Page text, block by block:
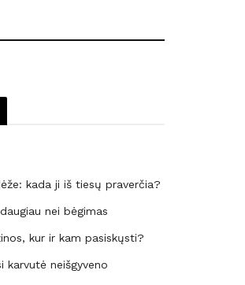
kada ji iš tiesų praverčia?
nei bėgimas
kur ir kam pasiskųsti?
karvutė neišgyveno